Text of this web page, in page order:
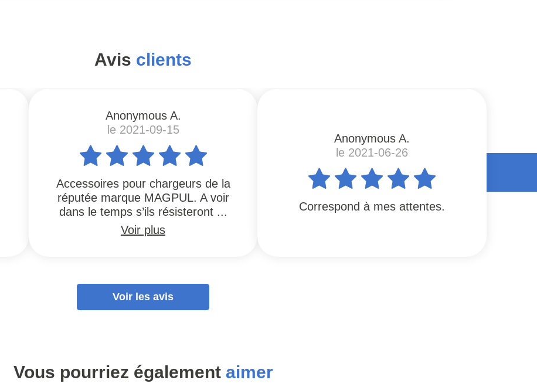
Avis clients
Anonymous A.
le 2021-09-15
Accessoires pour chargeurs de la
réputée marque MAGPUL. A voir
dans le temps s’ils résisteront ...
Voir plus
Anonymous A.
le 2021-06-26
Correspond à mes attentes.
Voir les avis
Vous pourriez également aimer